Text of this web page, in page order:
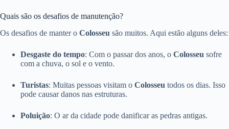
Quais são os desafios de manutenção?
Os desafios de manter o Colosseu são muitos. Aqui estão alguns deles:
Desgaste do tempo: Com o passar dos anos, o Colosseu sofre
com a chuva, o sol e o vento.
Turistas: Muitas pessoas visitam o Colosseu todos os dias. Isso
pode causar danos nas estruturas.
Poluição: O ar da cidade pode danificar as pedras antigas.